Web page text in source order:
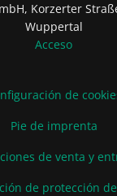
Korzerter
Wuppertal
Acceso
de
Pie de imprenta
de venta y
de protección